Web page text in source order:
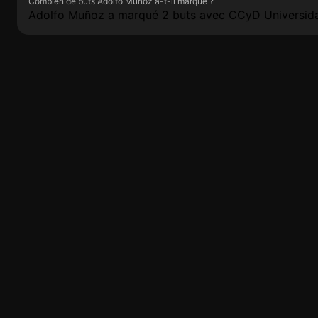
Adolfo Muñoz a marqué 2 buts avec CCyD